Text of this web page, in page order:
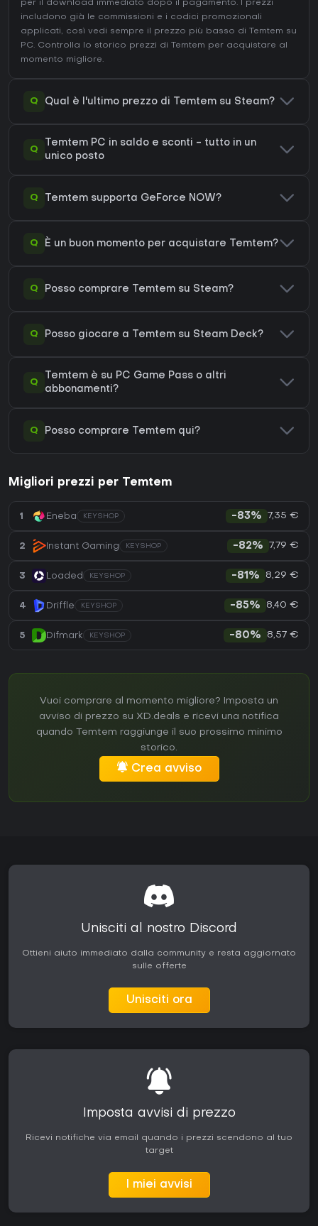
per il download immediato dopo il pagamento. I prezzi
includono già le commissioni e i codici promozionali
applicati, così vedi sempre il prezzo più basso di Temtem su
PC. Controlla lo storico prezzi di Temtem per acquistare al
momento migliore.
Q Qual è l'ultimo prezzo di Temtem su Steam?
Q
Temtem PC in saldo e sconti - tutto in un
unico posto
Q Temtem supporta GeForce NOW?
Q È un buon momento per acquistare Temtem?
Q Posso comprare Temtem su Steam?
Q Posso giocare a Temtem su Steam Deck?
Q
Temtem è su PC Game Pass o altri
abbonamenti?
Q Posso comprare Temtem qui?
Migliori prezzi per Temtem
1 Eneba KEYSHOP -83% 7,35 €
2 Instant Gaming KEYSHOP -82% 7,79 €
3 Loaded KEYSHOP -81% 8,29 €
4 Driffle KEYSHOP -85% 8,40 €
5 Difmark KEYSHOP -80% 8,57 €
Vuoi comprare al momento migliore? Imposta un
avviso di prezzo su XD.deals e ricevi una notifica
quando Temtem raggiunge il suo prossimo minimo
storico.
Crea avviso
Unisciti al nostro Discord
Ottieni aiuto immediato dalla community e resta aggiornato
sulle offerte
Unisciti ora
Imposta avvisi di prezzo
Ricevi notifiche via email quando i prezzi scendono al tuo
target
I miei avvisi